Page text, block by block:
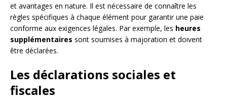
et avantages en nature. Il est nécessaire de connaître les
règles spécifiques à chaque élément pour garantir une paie
conforme aux exigences légales. Par exemple, les heures
supplémentaires sont soumises à majoration et doivent
être déclarées.
Les déclarations sociales et
fiscales